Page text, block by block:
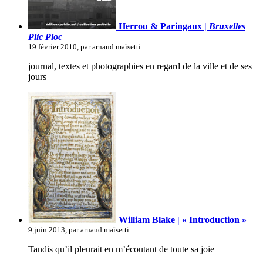
Herrou & Paringaux | Bruxelles
Plic Ploc
19 février 2010, par arnaud maïsetti
journal, textes et photographies en regard de la ville et de ses
jours
William Blake | « Introduction »
9 juin 2013, par arnaud maïsetti
Tandis qu’il pleurait en m’écoutant de toute sa joie